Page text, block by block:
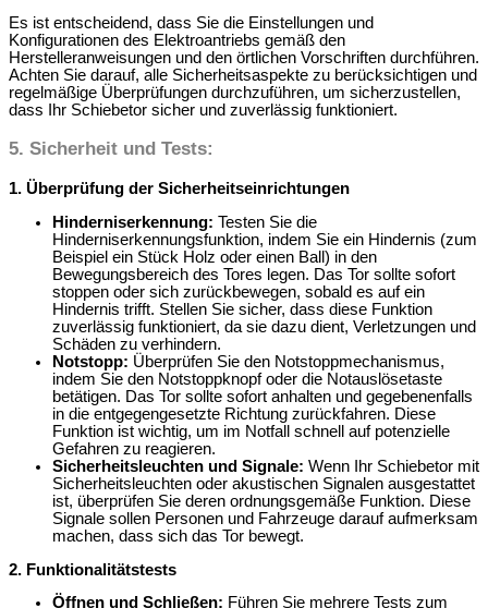
Es ist entscheidend, dass Sie die Einstellungen und
Konfigurationen des Elektroantriebs gemäß den
Herstelleranweisungen und den örtlichen Vorschriften durchführen.
Achten Sie darauf, alle Sicherheitsaspekte zu berücksichtigen und
regelmäßige Überprüfungen durchzuführen, um sicherzustellen,
dass Ihr Schiebetor sicher und zuverlässig funktioniert.
5. Sicherheit und Tests:
1. Überprüfung der Sicherheitseinrichtungen
Hinderniserkennung: Testen Sie die
Hinderniserkennungsfunktion, indem Sie ein Hindernis (zum
Beispiel ein Stück Holz oder einen Ball) in den
Bewegungsbereich des Tores legen. Das Tor sollte sofort
stoppen oder sich zurückbewegen, sobald es auf ein
Hindernis trifft. Stellen Sie sicher, dass diese Funktion
zuverlässig funktioniert, da sie dazu dient, Verletzungen und
Schäden zu verhindern.
Notstopp: Überprüfen Sie den Notstoppmechanismus,
indem Sie den Notstoppknopf oder die Notauslösetaste
betätigen. Das Tor sollte sofort anhalten und gegebenenfalls
in die entgegengesetzte Richtung zurückfahren. Diese
Funktion ist wichtig, um im Notfall schnell auf potenzielle
Gefahren zu reagieren.
Sicherheitsleuchten und Signale: Wenn Ihr Schiebetor mit
Sicherheitsleuchten oder akustischen Signalen ausgestattet
ist, überprüfen Sie deren ordnungsgemäße Funktion. Diese
Signale sollen Personen und Fahrzeuge darauf aufmerksam
machen, dass sich das Tor bewegt.
2. Funktionalitätstests
Öffnen und Schließen: Führen Sie mehrere Tests zum